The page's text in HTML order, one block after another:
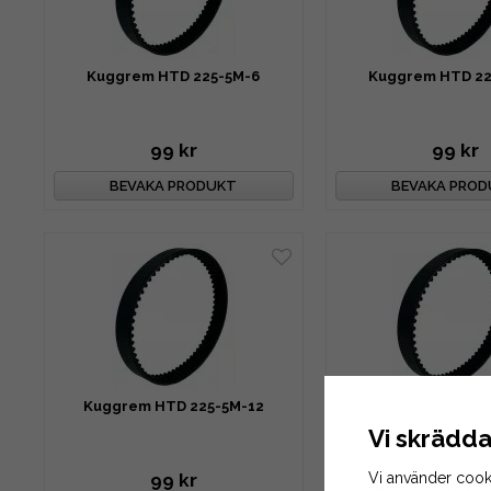
Kuggrem HTD 225-5M-6
99 kr
BEVAKA PRODUKT
Kuggrem HTD
99 kr
BEVAKA
Kuggrem HTD 225-5M-12
99 kr 99 kr
Vi
Vi använder